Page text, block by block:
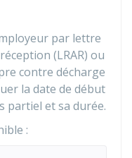
par lettre
(LRAR) ou
contre décharge
la date de début
partiel et sa durée.
: